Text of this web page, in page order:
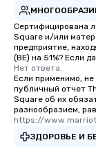
Сертифицирована
Square и/или
предприятие,
(BE) на 51%? Если
Нет ответа.
Если применимо,
публичный отчет
Square об их
разнообразием,
https://
ЗДОРОВЬЕ И